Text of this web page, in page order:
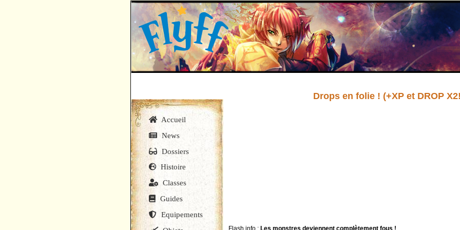
Accueil
News
Dossiers
Histoire
Classes
Guides
Equipements
Drops en folie ! (+XP et DROP
Flash info : Les monstres deviennent complètement fous !